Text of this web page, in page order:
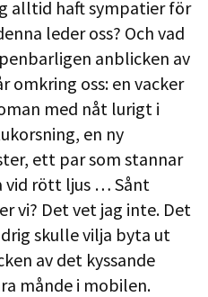
alltid haft sympatier för
leder oss? Och vad
anblicken av
omkring oss: en vacker
med nåt lurigt i
en ny
ett par som stannar
vid rött ljus … Sånt
vi? Det vet jag inte. Det
skulle vilja byta ut
av det kyssande
månde i mobilen.